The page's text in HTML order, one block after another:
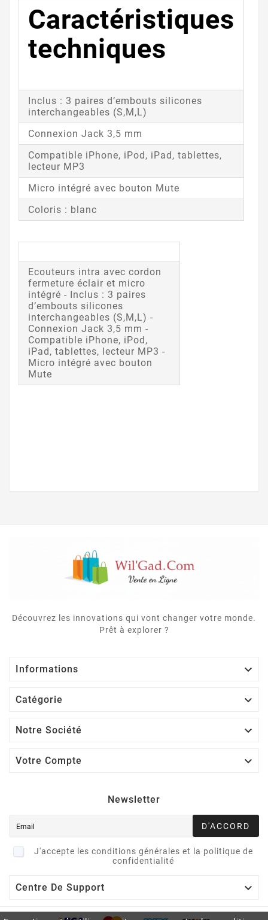
Caractéristiques
techniques
Inclus : 3 paires d’embouts silicones
interchangeables (S,M,L)
Connexion Jack 3,5 mm
Compatible iPhone, iPod, iPad, tablettes,
lecteur MP3
Micro intégré avec bouton Mute
Coloris : blanc
Ecouteurs intra avec cordon
fermeture éclair et micro
intégré - Inclus : 3 paires
d’embouts silicones
interchangeables (S,M,L) -
Connexion Jack 3,5 mm -
Compatible iPhone, iPod,
iPad, tablettes, lecteur MP3 -
Micro intégré avec bouton
Mute
Découvrez les innovations qui vont changer votre monde.
Prêt à explorer ?
Informations 
Catégorie 
Notre Société 
Votre Compte 
Newsletter
D'ACCORD
J'accepte les conditions générales et la politique de
confidentialité
Centre De Support 